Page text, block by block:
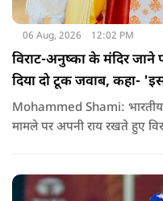
06 Aug, 2026 12:02 PM
विराट-अनुष्का के मंदिर
दिया दो टूक जवाब, कहा-
Mohammed Shami:
मामले पर अपनी राय रखते हुए